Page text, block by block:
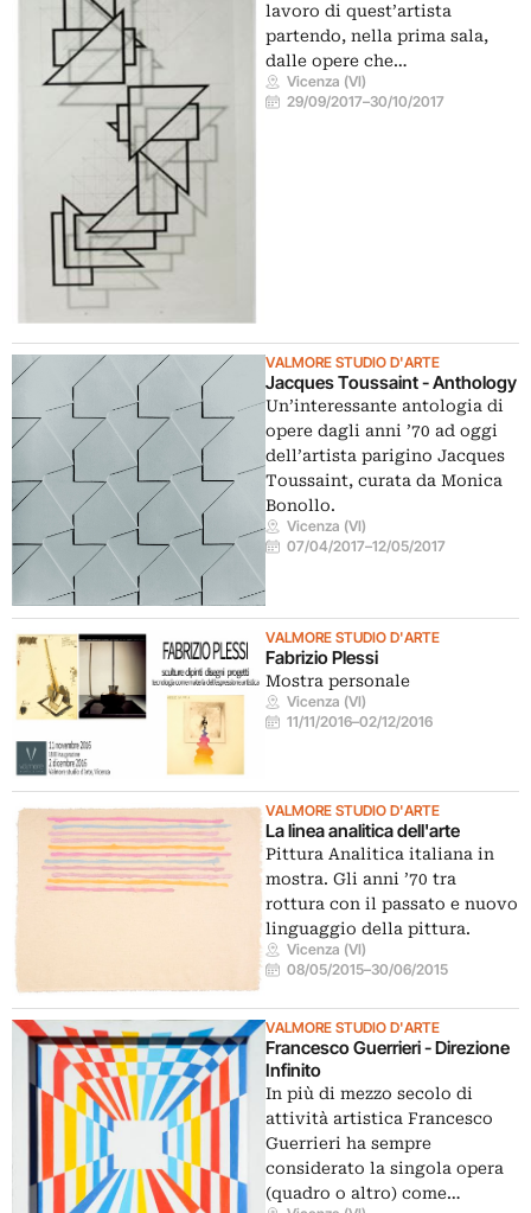
lavoro di quest’artista
partendo, nella prima sala,
dalle opere che…
Vicenza (VI)
29/09/2017–30/10/2017
VALMORE STUDIO D'ARTE
Jacques Toussaint - Anthology
Un’interessante antologia di
opere dagli anni ’70 ad oggi
dell’artista parigino Jacques
Toussaint, curata da Monica
Bonollo.
Vicenza (VI)
07/04/2017–12/05/2017
VALMORE STUDIO D'ARTE
Fabrizio Plessi
Mostra personale
Vicenza (VI)
11/11/2016–02/12/2016
VALMORE STUDIO D'ARTE
La linea analitica dell'arte
Pittura Analitica italiana in
mostra. Gli anni ’70 tra
rottura con il passato e nuovo
linguaggio della pittura.
Vicenza (VI)
08/05/2015–30/06/2015
VALMORE STUDIO D'ARTE
Francesco Guerrieri - Direzione
Infinito
In più di mezzo secolo di
attività artistica Francesco
Guerrieri ha sempre
considerato la singola opera
(quadro o altro) come…